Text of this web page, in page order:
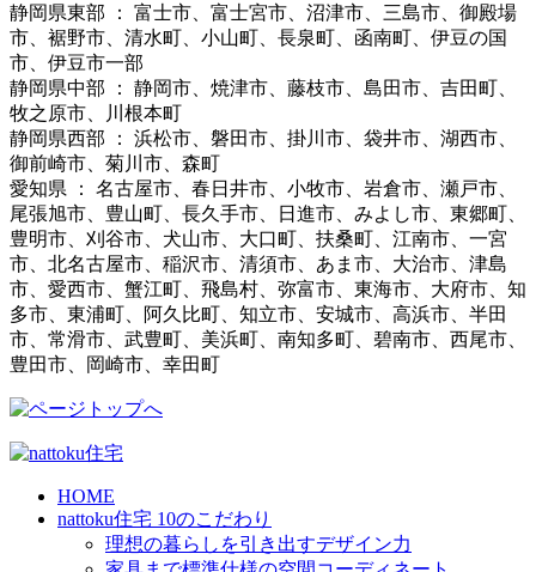
静岡県東部 ： 富士市、富士宮市、沼津市、三島市、御殿場
市、裾野市、清水町、小山町、長泉町、函南町、伊豆の国
市、伊豆市一部
静岡県中部 ： 静岡市、焼津市、藤枝市、島田市、吉田町、
牧之原市、川根本町
静岡県西部 ： 浜松市、磐田市、掛川市、袋井市、湖西市、
御前崎市、菊川市、森町
愛知県 ： 名古屋市、春日井市、小牧市、岩倉市、瀬戸市、
尾張旭市、豊山町、長久手市、日進市、みよし市、東郷町、
豊明市、刈谷市、犬山市、大口町、扶桑町、江南市、一宮
市、北名古屋市、稲沢市、清須市、あま市、大治市、津島
市、愛西市、蟹江町、飛島村、弥富市、東海市、大府市、知
多市、東浦町、阿久比町、知立市、安城市、高浜市、半田
市、常滑市、武豊町、美浜町、南知多町、碧南市、西尾市、
豊田市、岡崎市、幸田町
HOME
nattoku住宅 10のこだわり
理想の暮らしを引き出すデザイン力